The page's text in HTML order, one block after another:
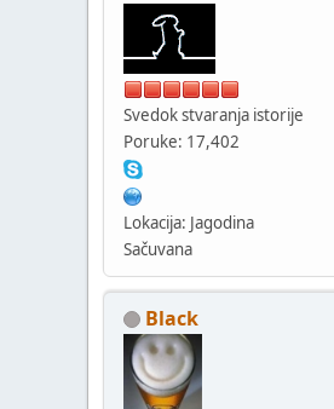
Svedok stvaranja istorije
Poruke: 17,402
Lokacija: Jagodina
Sačuvana
Black